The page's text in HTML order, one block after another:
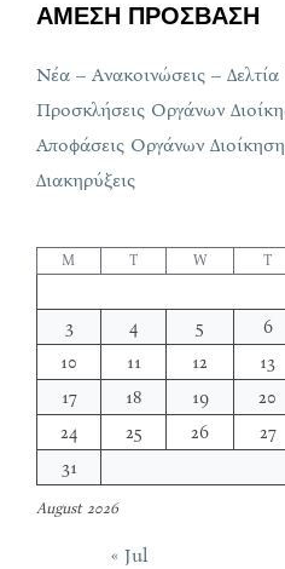
ΑΜΕΣΗ ΠΡΟΣΒΑΣΗ
Νέα – Ανακοινώσεις –
Προσκλήσεις Οργάνων
Αποφάσεις Οργάνων
Διακηρύξεις
August 2026
M T W T
3
4 5 6
10
11 12 13
17
18 19 20
24
25 26 27
31
« Jul